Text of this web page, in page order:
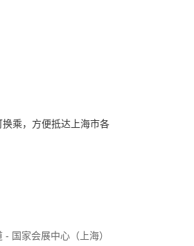
乘，方便抵达上海市各
国家会展中心（上海）